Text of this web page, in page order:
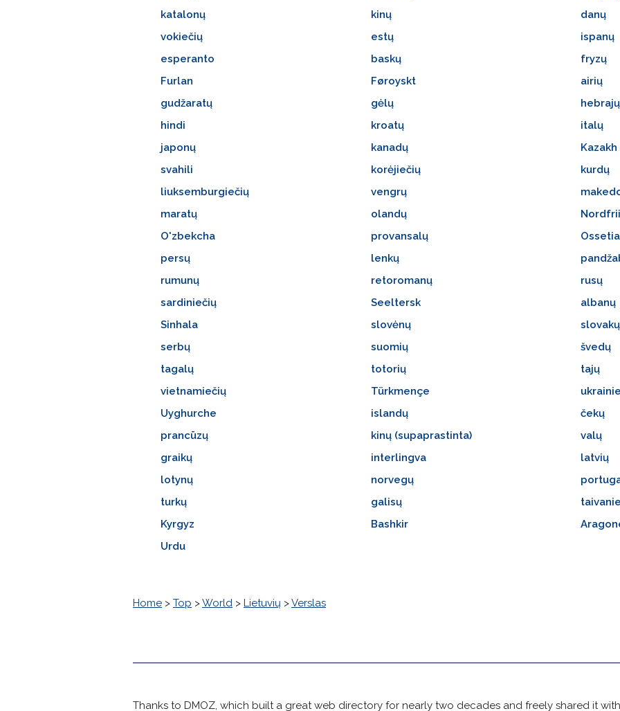
katalonų
kinų
danų
vokiečių
estų
ispanų
esperanto
baskų
fryzų
Furlan
Føroyskt
airių
gudžaratų
gėlų
hebrajų
hindi
kroatų
italų
japonų
kanadų
Kazakh
svahili
korėjiečių
kurdų
liuksemburgiečių
vengrų
maratų
olandų
O'zbekcha
provansalų
persų
lenkų
rumunų
retoromanų
rusų
sardiniečių
Seeltersk
albanų
Sinhala
slovėnų
slovakų
serbų
suomių
švedų
tagalų
totorių
tajų
vietnamiečių
Türkmençe
Uyghurche
islandų
čekų
prancūzų
kinų (supaprastinta)
valų
graikų
interlingva
latvių
lotynų
norvegų
turkų
galisų
Kyrgyz
Bashkir
Urdu
Home > Top >World > Lietuvių >Verslas
Thanks to DMOZ, which built a great web directory for nearly two decades and freely shared it